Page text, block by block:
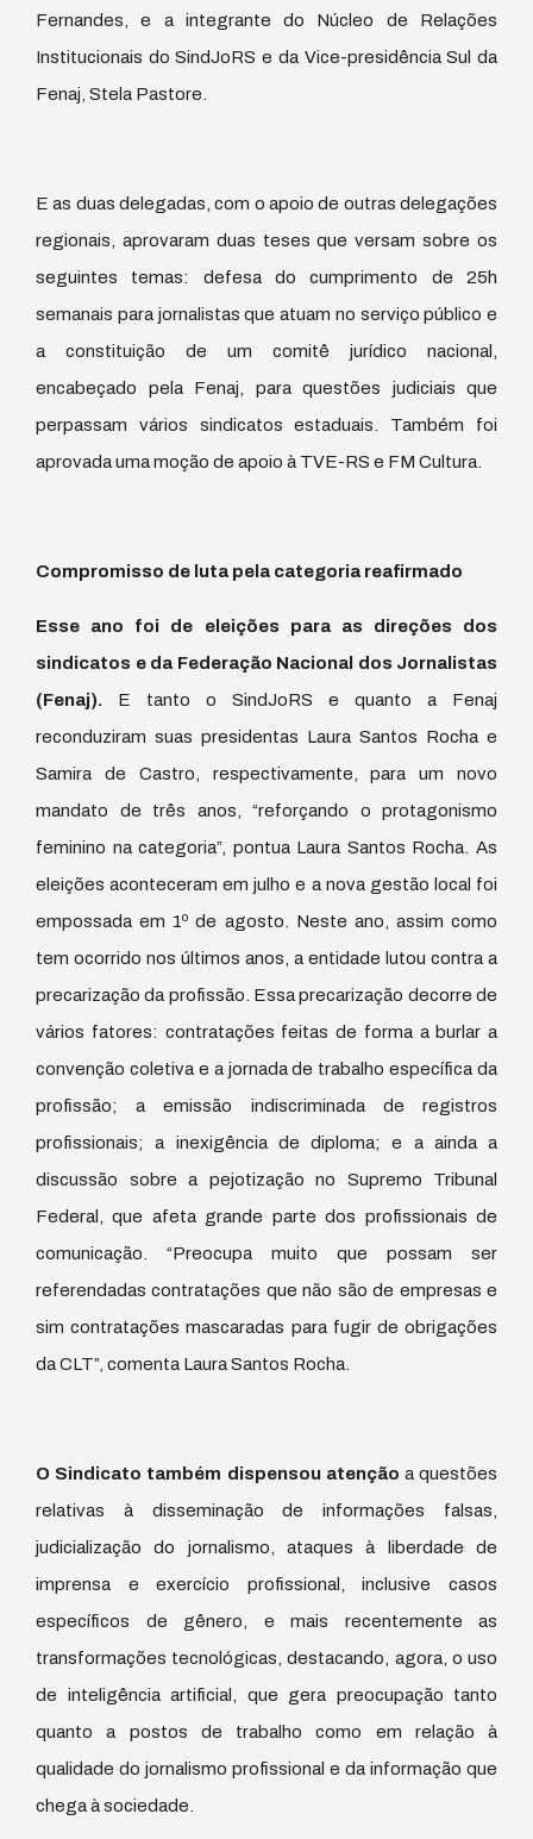
Fernandes, e a integrante do Núcleo de Relações
Institucionais do SindJoRS e da Vice-presidência Sul da
Fenaj, Stela Pastore.
E as duas delegadas, com o apoio de outras delegações
regionais, aprovaram duas teses que versam sobre os
seguintes temas: defesa do cumprimento de 25h
semanais para jornalistas que atuam no serviço público e
a constituição de um comitê jurídico nacional,
encabeçado pela Fenaj, para questões judiciais que
perpassam vários sindicatos estaduais. Também foi
aprovada uma moção de apoio à TVE-RS e FM Cultura.
Compromisso de luta pela categoria reafirmado
Esse ano foi de eleições para as direções dos
sindicatos e da Federação Nacional dos Jornalistas
(Fenaj). E tanto o SindJoRS e quanto a Fenaj
reconduziram suas presidentas Laura Santos Rocha e
Samira de Castro, respectivamente, para um novo
mandato de três anos, “reforçando o protagonismo
feminino na categoria”, pontua Laura Santos Rocha. As
eleições aconteceram em julho e a nova gestão local foi
empossada em 1º de agosto. Neste ano, assim como
tem ocorrido nos últimos anos, a entidade lutou contra a
precarização da profissão. Essa precarização decorre de
vários fatores: contratações feitas de forma a burlar a
convenção coletiva e a jornada de trabalho específica da
profissão; a emissão indiscriminada de registros
profissionais; a inexigência de diploma; e a ainda a
discussão sobre a pejotização no Supremo Tribunal
Federal, que afeta grande parte dos profissionais de
comunicação. “Preocupa muito que possam ser
referendadas contratações que não são de empresas e
sim contratações mascaradas para fugir de obrigações
da CLT”, comenta Laura Santos Rocha.
O Sindicato também dispensou atenção a questões
relativas à disseminação de informações falsas,
judicialização do jornalismo, ataques à liberdade de
imprensa e exercício profissional, inclusive casos
específicos de gênero, e mais recentemente as
transformações tecnológicas, destacando, agora, o uso
de inteligência artificial, que gera preocupação tanto
quanto a postos de trabalho como em relação à
qualidade do jornalismo profissional e da informação que
chega à sociedade.